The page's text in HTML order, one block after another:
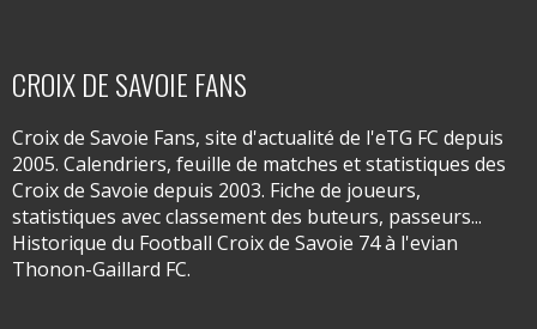
CROIX DE SAVOIE FANS
Croix de Savoie Fans, site d'actualité de l'eTG FC depuis
2005. Calendriers, feuille de matches et statistiques des
Croix de Savoie depuis 2003. Fiche de joueurs,
statistiques avec classement des buteurs, passeurs...
Historique du Football Croix de Savoie 74 à l'evian
Thonon-Gaillard FC.